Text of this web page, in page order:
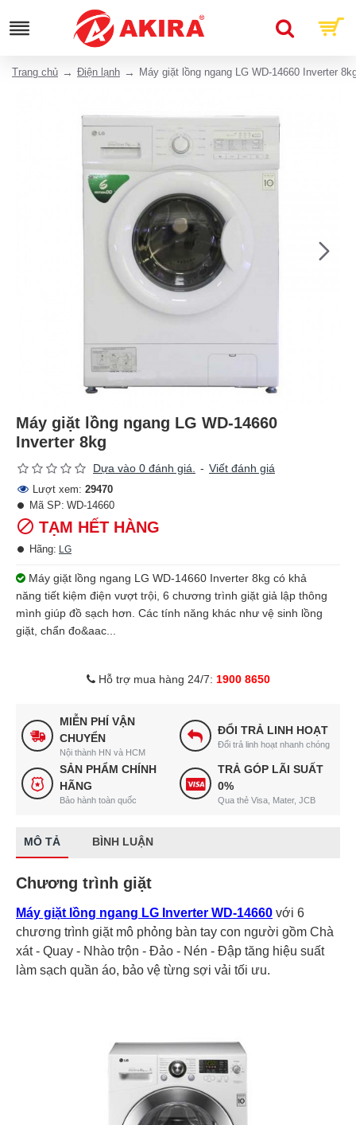
Trang chủ Điện lạnh Máy giặt lồng ngang LG WD-14660 Inverter
Máy giặt lồng ngang LG WD-14660
Inverter 8kg
Dựa vào 0 đánh giá. - Viết đánh giá
Lượt xem: 29470
TẠM HẾT HÀNG
Hãng: LG
Mã SP: WD-14660
Máy giặt lồng ngang LG WD-14660 Inverter 8kg có khả
năng tiết kiệm điện vượt trội, 6 chương trình giặt giả lập thông
mình giúp đồ sạch hơn. Các tính năng khác như vệ sinh lồng
giặt, chẩn đo&aac...
Hỗ trợ mua hàng 24/7: 1900 8650
MIỄN PHÍ VẬN
CHUYỂN
Nội thành HN và HCM
ĐỔI TRẢ LINH HOẠT
Đổi trả linh hoạt nhanh chóng
SẢN PHẨM CHÍNH
HÃNG
Bảo hành toàn quốc
TRẢ GÓP LÃI SUẤT
0%
Qua thẻ Visa, Mater, JCB
MÔ TẢ BÌNH LUẬN
Chương trình giặt
Máy giặt lồng ngang LG Inverter WD-14660 với 6
chương trình giặt mô phỏng bàn tay con người gồm Chà
xát - Quay - Nhào trộn - Đảo - Nén - Đập tăng hiệu suất
làm sạch quần áo, bảo vệ từng sợi vải tối ưu.